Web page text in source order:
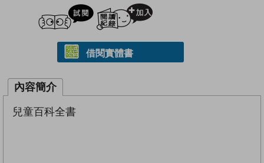
試閲
借閱實體書
內容簡介
兒童百科全書